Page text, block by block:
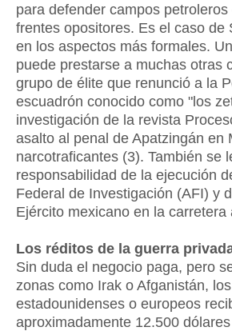
para defender campos
frentes opositores. Es el caso
en los aspectos más formales.
puede prestarse a muchas otras
grupo de élite que renunció a la
escuadrón conocido como "los
investigación de la revista
asalto al penal de Apatzingán en
narcotraficantes (3). También se
responsabilidad de la ejecución
Federal de Investigación (AFI) y
Ejército mexicano en la carretera
Los réditos de la guerra
Sin duda el negocio paga, pero
zonas como Irak o Afganistán,
estadounidenses o europeos
aproximadamente 12.500